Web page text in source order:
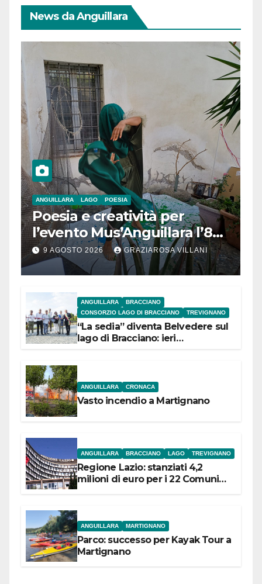
News da Anguillara
ANGUILLARA LAGO POESIA
Poesia e creatività per
l’evento Mus’Anguillara l’8
agosto 2026 al Museo
Contadino
9 AGOSTO 2026 GRAZIAROSA VILLANI
ANGUILLARA
BRACCIANO
CONSORZIO LAGO DI BRACCIANO
TREVIGNANO
“La sedia” diventa Belvedere sul
lago di Bracciano: ieri
ANGUILLARA CRONACA
Vasto incendio a Martignano
ANGUILLARA BRACCIANO LAGO TREVIGNANO
Regione Lazio: stanziati 4,2
milioni di euro per i 22 Comuni
ANGUILLARA MARTIGNANO
Parco: successo per Kayak Tour a
Martignano